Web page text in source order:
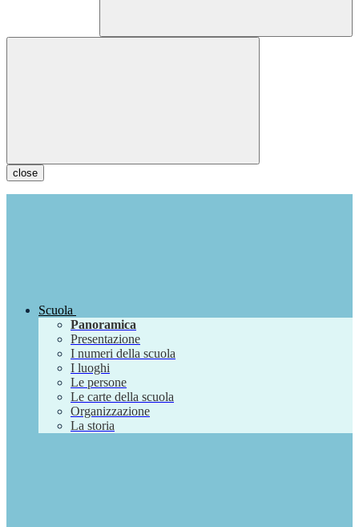
close
Scuola
Panoramica
Presentazione
I numeri della scuola
I luoghi
Le persone
Le carte della scuola
Organizzazione
La storia